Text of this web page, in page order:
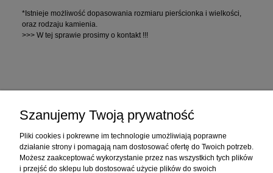
*Istnieje możliwość dopasowania rozmiaru pierścionka i wielkości,
oraz rodzaju kamienia.
>>> W tej sprawie prosimy o kontakt !!!
Moje konto
Szanujemy Twoją prywatność
Pliki cookies i pokrewne im technologie umożliwiają poprawne
działanie strony i pomagają nam dostosować ofertę do Twoich potrzeb.
Możesz zaakceptować wykorzystanie przez nas wszystkich tych plików
i przejść do sklepu lub dostosować użycie plików do swoich